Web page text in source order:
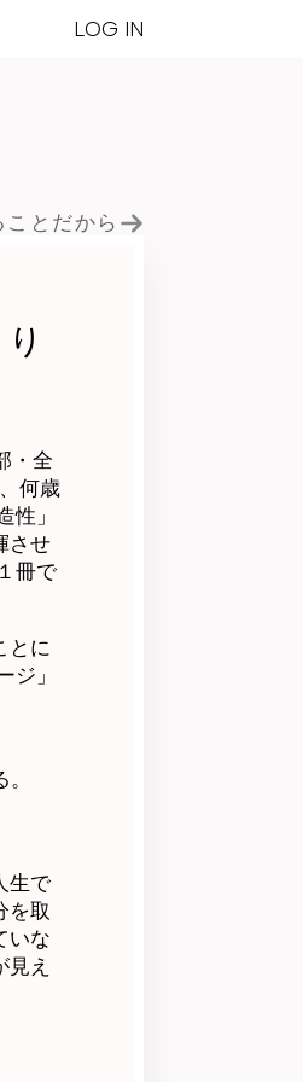
LOG IN
とだから
・全
何歳
」
させ
冊で
とに
」
生で
を取
いな
え